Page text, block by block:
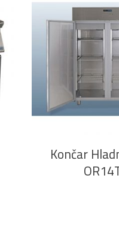
Končar